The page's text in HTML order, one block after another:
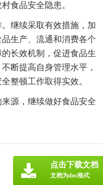
食品安全隐患。
继续采取有效措施，加
生产、流通和消费各个
长效机制，促进食品生
断提高自身管理水平，
整顿工作取得实效。
源，继续做好食品安全
点击下载文档
文档为doc格式